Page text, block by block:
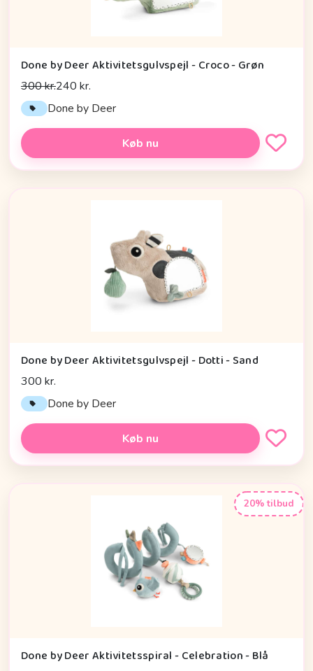
Done by Deer Aktivitetsgulvspejl - Croco - Grøn
300 kr.240 kr.
Done by Deer
Køb nu
Done by Deer Aktivitetsgulvspejl - Dotti - Sand
300 kr.
Done by Deer
Køb nu
20% tilbud
Done by Deer Aktivitetsspiral - Celebration - Blå